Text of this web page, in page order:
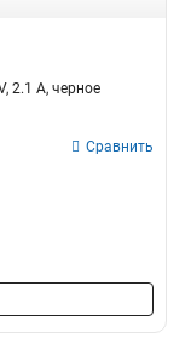
2.1 A, черное
Сравнить